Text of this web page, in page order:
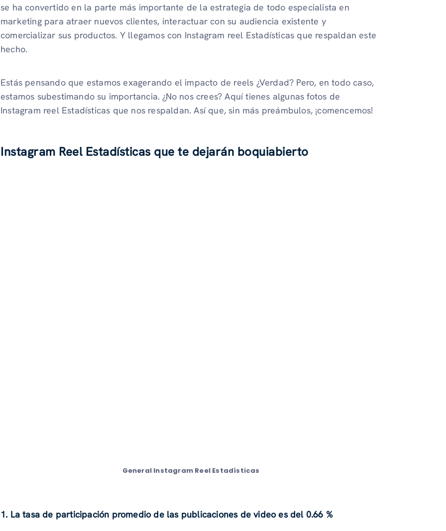
se ha convertido en la parte más importante de la estrategia de todo especialista en
marketing para atraer nuevos clientes, interactuar con su audiencia existente y
comercializar sus productos. Y llegamos con Instagram reel Estadísticas que respaldan este
hecho.
Estás pensando que estamos exagerando el impacto de reels ¿Verdad? Pero, en todo caso,
estamos subestimando su importancia. ¿No nos crees? Aquí tienes algunas fotos de
Instagram reel Estadísticas que nos respaldan. Así que, sin más preámbulos, ¡comencemos!
Instagram Reel Estadísticas que te dejarán boquiabierto
General Instagram Reel Estadísticas
1. La tasa de participación promedio de las publicaciones de video es del 0.66 %